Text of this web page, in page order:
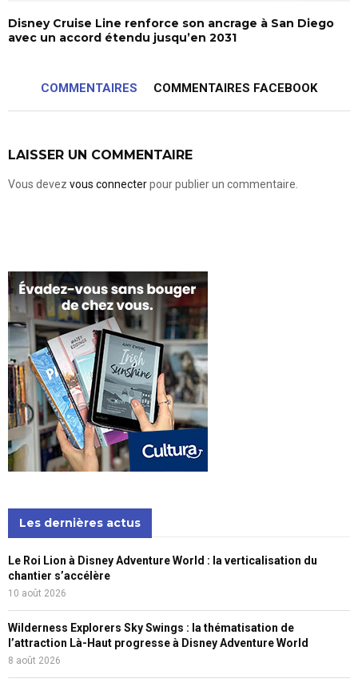
Disney Cruise Line renforce son ancrage à San Diego
avec un accord étendu jusqu’en 2031
COMMENTAIRES COMMENTAIRES FACEBOOK
LAISSER UN COMMENTAIRE
Vous devez vous connecterpour publier un commentaire.
Les dernières actus
Le Roi Lion à Disney Adventure World : la verticalisation du
chantier s’accélère
10 août 2026
Wilderness Explorers Sky Swings : la thématisation de
l’attraction Là-Haut progresse à Disney Adventure World
8 août 2026